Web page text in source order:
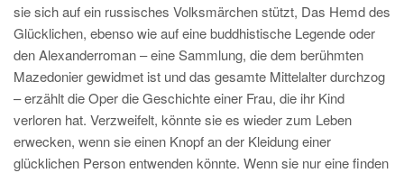
sie sich auf ein russisches Volksmärchen stützt, Das Hemd des
Glücklichen, ebenso wie auf eine buddhistische Legende oder
den Alexanderroman – eine Sammlung, die dem berühmten
Mazedonier gewidmet ist und das gesamte Mittelalter durchzog
– erzählt die Oper die Geschichte einer Frau, die ihr Kind
verloren hat. Verzweifelt, könnte sie es wieder zum Leben
erwecken, wenn sie einen Knopf an der Kleidung einer
glücklichen Person entwenden könnte. Wenn sie nur eine finden